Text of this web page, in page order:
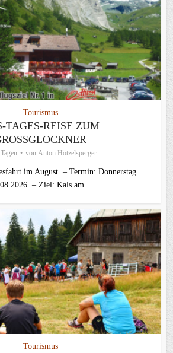
Tourismus
TAGES-REISE ZUM
von Anton Hötzelsperger
im August – Termin: Donnerstag
– Ziel: Kals am...
Tourismus